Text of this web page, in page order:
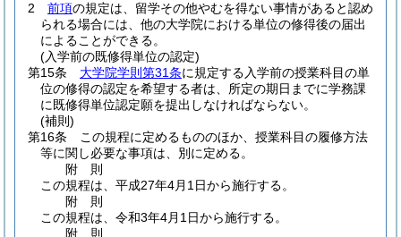
2
前項の規定は、留学その他やむを得ない事情があると認め
られる場合には、他の大学院における単位の修得後の届出
によることができる。
(入学前の既修得単位の認定)
第15条
大学院学則第31条に規定する入学前の授業科目の単
位の修得の認定を希望する者は、所定の期日までに学務課
に既修得単位認定願を提出しなければならない。
(補則)
第16条
この規程に定めるもののほか、授業科目の履修方法
等に関し必要な事項は、別に定める。
附 則
この規程は、平成27年4月1日から施行する。
附 則
この規程は、令和3年4月1日から施行する。
附 則